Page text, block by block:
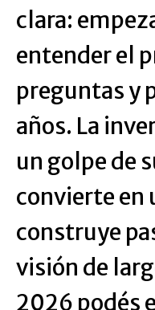
clara:
entender el
preguntas y
años. La
un golpe de
convierte en
construye
visión de
2026 podés